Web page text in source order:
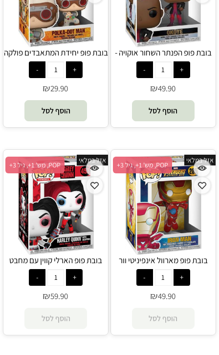
בובת פופ הפנתר השחור אוקויה -
₪49.90
הוסף לסל
בובת פופ יחידת המתאבדים פולקה
דוטמן - POP
₪29.90
הוסף לסל
POP, מש' 1+, גיל 3+
אזל במלאי
בובת פופ מארוול אינפיניטי וור
איירון מן מרחף - POP
₪49.90
הוסף לסל
POP, מש' 1+, גיל 3+
אזל במלאי
בובת פופ הארלי קווין עם מחבט
בייסבול - POP
₪59.90
הוסף לסל